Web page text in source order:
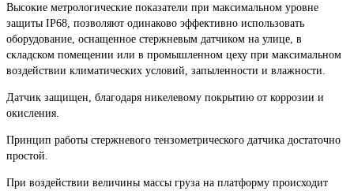
Высокие метрологические показатели при максимальном уровне
защиты IP68, позволяют одинаково эффективно использовать
оборудование, оснащенное стержневым датчиком на улице, в
складском помещении или в промышленном цеху при максимальном
воздействии климатических условий, запыленности и влажности.
Датчик защищен, благодаря никелевому покрытию от коррозии и
окисления.
Принцип работы стержневого тензометрического датчика достаточно
простой.
При воздействии величины массы груза на платформу происходит